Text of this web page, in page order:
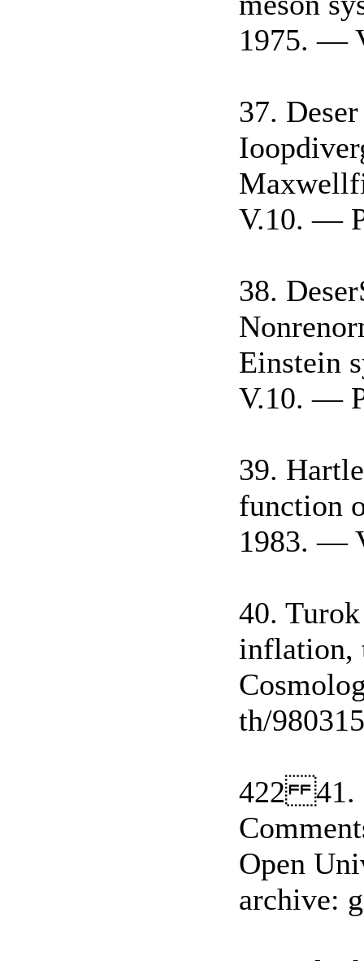
1975. —
37.
V.10. —
38.
Einstein
V.10. —
39.
function
1983. —
40.
inflation,
th/
422 41.
Open
archive: